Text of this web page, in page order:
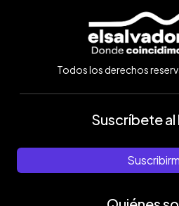
Todos los derechos
Suscríbete